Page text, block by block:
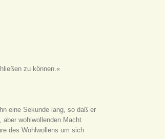
zu können.«
eine Sekunde lang, so daß er
wohlwollenden Macht
des Wohlwollens um sich